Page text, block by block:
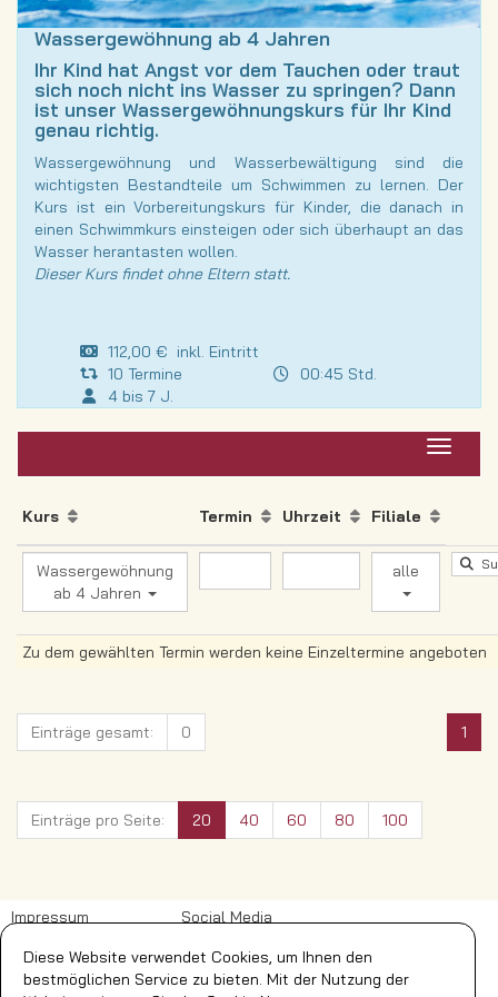
Wassergewöhnung ab 4 Jahren
Ihr Kind hat Angst vor dem Tauchen oder traut
sich noch nicht ins Wasser zu springen? Dann
ist unser Wassergewöhnungskurs für Ihr Kind
genau richtig.
Wassergewöhnung und Wasserbewältigung sind die
wichtigsten Bestandteile um Schwimmen zu lernen. Der
Kurs ist ein Vorbereitungskurs für Kinder, die danach in
einen Schwimmkurs einsteigen oder sich überhaupt an das
Wasser herantasten wollen.
Dieser Kurs findet ohne Eltern statt.
112,00 € inkl. Eintritt
10 Termine
00:45 Std.
4 bis 7 J.
Kurs Termin Uhrzeit Filiale
Wassergewöhnung
ab 4 Jahren
Zu dem gewählten Termin werden keine Einzeltermine angeboten
1
Einträge gesamt: 0
Einträge pro Seite: 20 40 60 80 100
Impressum
DSB
Widerrufsbelehrung
Social Media
Diese Website verwendet Cookies, um Ihnen den
bestmöglichen Service zu bieten. Mit der Nutzung der